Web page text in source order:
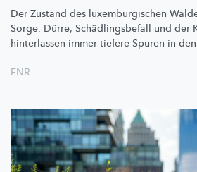
Der Zustand des luxemburgischen
Sorge. Dürre, Schädlingsbefall und der
hinterlassen immer tiefere Spuren in
FNR